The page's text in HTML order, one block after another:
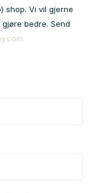
shop. Vi vil gjerne
bedre. Send